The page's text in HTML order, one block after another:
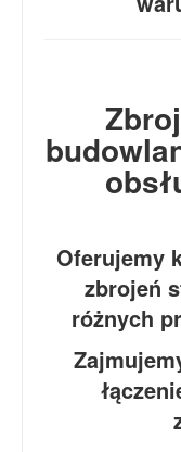
Oferujemy
zbrojeń
różnych